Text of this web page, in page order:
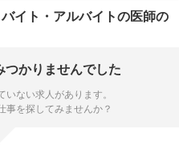
イト・アルバイトの医師の
かりませんでした
ない求人があります。
事を探してみませんか？